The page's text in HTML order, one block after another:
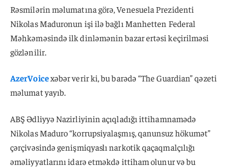
Rəsmilərin məlumatına görə, Venesuela Prezidenti
Nikolas Maduronun işi ilə bağlı Manhetten Federal
Məhkəməsində ilk dinləmənin bazar ertəsi keçirilməsi
gözlənilir.
AzerVoicexəbər verir ki, bu barədə “The Guardian” qəzeti
məlumat yayıb.
ABŞ Ədliyyə Nazirliyinin açıqladığı ittihamnamədə
Nikolas Maduro “korrupsiyalaşmış, qanunsuz hökumət”
çərçivəsində genişmiqyaslı narkotik qaçaqmalçılığı
əməliyyatlarını idarə etməkdə ittiham olunur və bu